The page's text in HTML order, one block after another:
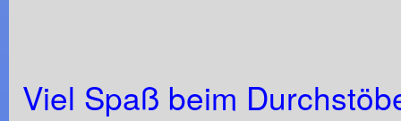
Viel Spaß beim